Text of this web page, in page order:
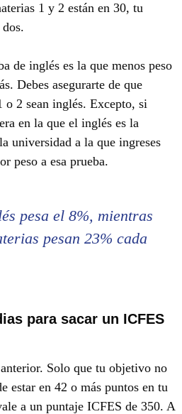
1 y 2 están en 30, tu
de inglés es la que menos peso
Debes asegurarte de que
o 2 sean inglés. Excepto, si
en la que el inglés es la
universidad a la que ingreses
peso a esa prueba.
pesa el 8%, mientras
pesan 23% cada
para sacar un ICFES
Solo que tu objetivo no
estar en 42 o más puntos en tu
a un puntaje ICFES de 350. A